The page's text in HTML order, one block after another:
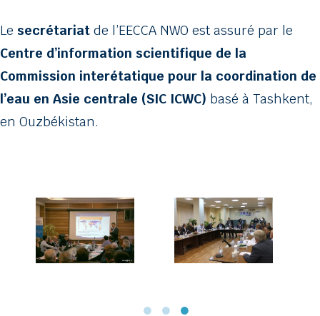
Le secrétariat de l’EECCA NWO est assuré par le
Centre d’information scientifique de la
Commission interétatique pour la coordination de
l’eau en Asie centrale (SIC ICWC) basé à Tashkent,
en Ouzbékistan.